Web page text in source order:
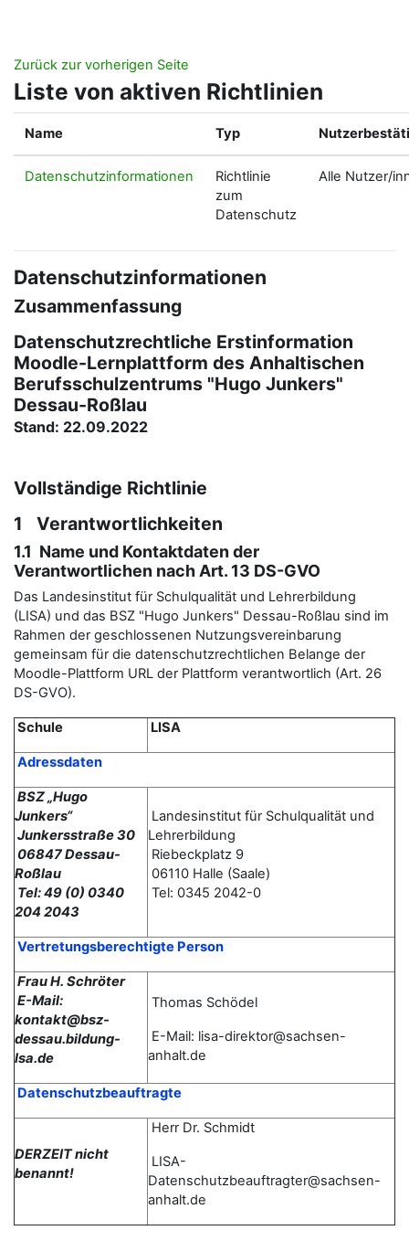
Zurück zur vorherigen Seite
Liste von aktiven Richtlinien
Name Typ
Datenschutzinformationen
Richtlinie
zum
Datenschutz
Alle Nutzer/
Datenschutzinformationen
Zusammenfassung
Datenschutzrechtliche Erstinformation
Moodle-Lernplattform des Anhaltischen
Berufsschulzentrums "Hugo Junkers"
Dessau-Roßlau
Stand: 22.09.2022
Vollständige Richtlinie
1 Verantwortlichkeiten
1.1 Name und Kontaktdaten der
Verantwortlichen nach Art. 13 DS-GVO
Das Landesinstitut für Schulqualität und Lehrerbildung
(LISA) und das BSZ "Hugo Junkers" Dessau-Roßlau sind im
Rahmen der geschlossenen Nutzungsvereinbarung
gemeinsam für die datenschutzrechtlichen Belange der
Moodle-Plattform URL der Plattform verantwortlich (Art. 26
DS-GVO).
Schule LISA
Adressdaten
BSZ „Hugo
Junkers“
Junkersstraße 30
06847 Dessau-
Roßlau
Tel: 49 (0) 0340
204 2043
Landesinstitut für Schulqualität und
Lehrerbildung
Riebeckplatz 9
06110 Halle (Saale)
Tel: 0345 2042-0
Vertretungsberechtigte Person
Frau H. Schröter
E-Mail:
kontakt@bsz-
dessau.bildung-
lsa.de
Thomas Schödel
E-Mail: lisa-direktor@sachsen-
anhalt.de
Datenschutzbeauftragte
DERZEIT nicht
benannt!
Herr Dr. Schmidt
LISA-
Datenschutzbeauftragter@sachsen-
anhalt.de